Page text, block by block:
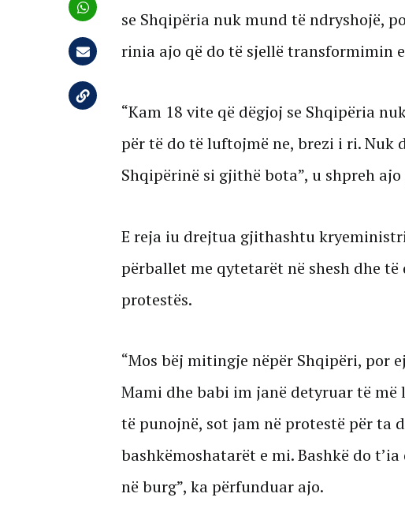
se Shqipëria nuk mund të ndryshojë,
rinia ajo që do të sjellë transformimin
“Kam 18 vite që dëgjoj se Shqipëria
për të do të luftojmë ne, brezi i ri. Nuk
Shqipërinë si gjithë bota”, u shpreh
E reja iu drejtua gjithashtu
përballet me qytetarët në shesh dhe të
protestës.
“Mos bëj mitingje nëpër Shqipëri, por
Mami dhe babi im janë detyruar të
të punojnë, sot jam në protestë për ta
bashkëmoshatarët e mi. Bashkë do
në burg”, ka përfunduar ajo.